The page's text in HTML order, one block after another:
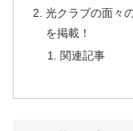
光クラブの面々
を掲載！
関連記事